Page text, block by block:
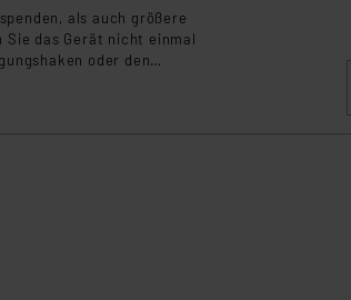
als auch größere
das Gerät nicht einmal
oder den